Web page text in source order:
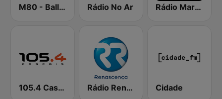
M80 - Ballads Rádio No Ar Rádio Marginal
105.4 Cascais Rádio Renascença Cidade